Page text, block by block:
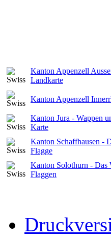
Kanton Appenzell
Landkarte
Kanton Appenzell
Kanton Jura - Wappen
Karte
Kanton Schaffhausen -
Flagge
Kanton Solothurn - Das
Flaggen